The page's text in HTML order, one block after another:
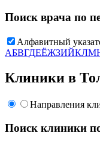
Поиск врача по
Алфавитный
АБВГДЕЁЖЗИЙКЛМ
Клиники в
Направления
Поиск клиники